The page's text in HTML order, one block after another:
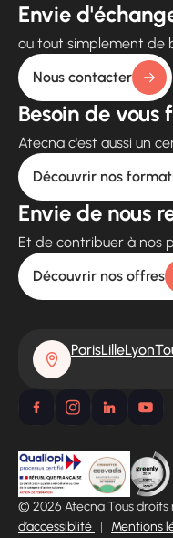
Envie
ou tout simplement de
Nous contacter
Besoin de vous
Atecna c'est aussi un
Découvrir nos
Envie de nous
Et de contribuer à nos
Découvrir nos offres
ParisLilleLyon
© 2026 Atecna Tous droits
d’accessiblité | Mentions